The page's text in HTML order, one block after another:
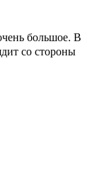
большое. В
со стороны